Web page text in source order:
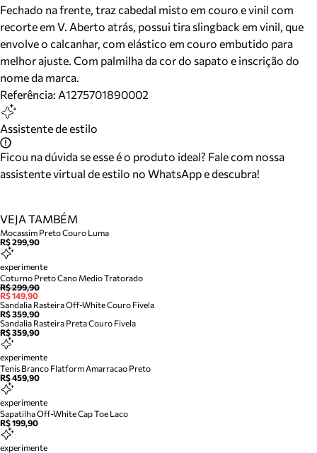
Fechado na frente, traz cabedal misto em couro e vinil com
recorte em V. Aberto atrás, possui tira slingback em vinil, que
envolve o calcanhar, com elástico em couro embutido para
melhor ajuste. Com palmilha da cor do sapato e inscrição do
nome da marca.
Referência: A1275701890002
Assistente de estilo
Ficou na dúvida se esse é o produto ideal? Fale com nossa
assistente virtual de estilo no WhatsApp e descubra!
VEJA TAMBÉM
Mocassim Preto Couro Luma
R$ 299,90
experimente
Coturno Preto Cano Medio Tratorado
R$ 299,90
R$ 149,90
Sandalia Rasteira Off-White Couro Fivela
R$ 359,90
Sandalia Rasteira Preta Couro Fivela
R$ 359,90
experimente
Tenis Branco Flatform Amarracao Preto
R$ 459,90
experimente
Sapatilha Off-White Cap Toe Laco
R$ 199,90
experimente